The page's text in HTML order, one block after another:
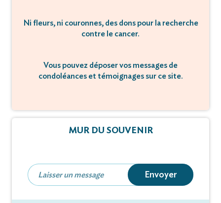
Ni fleurs, ni couronnes, des dons pour la recherche
contre le cancer.
Vous pouvez déposer vos messages de
condoléances et témoignages sur ce site.
MUR DU SOUVENIR
Envoyer